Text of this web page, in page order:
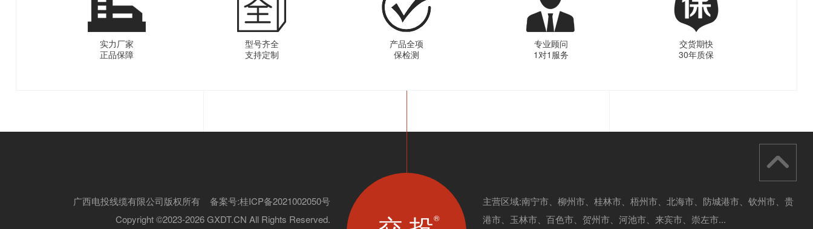
实力厂家
正品保障
型号齐全
支持定制
产品全项
保检测
专业顾问
1对1服务
交货期快
30年质保
广西电投线缆有限公司版权所有 备案号:桂ICP备2021002050号
Copyright ©2023-2026 GXDT.CN All Rights Reserved.
®
主营区域:南宁市、柳州市、桂林市、 梧州市、北海市、防城港市、钦州市、贵
港市、玉林市、百色市、贺州市、河池市、来宾市、崇左市...